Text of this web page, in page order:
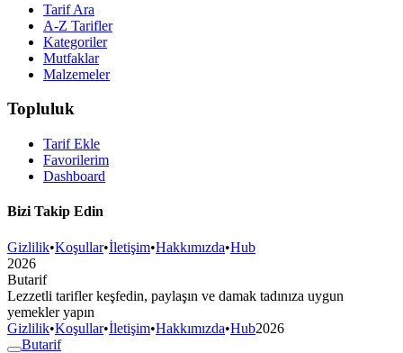
Tarif Ara
A-Z Tarifler
Kategoriler
Mutfaklar
Malzemeler
Topluluk
Tarif Ekle
Favorilerim
Dashboard
Bizi Takip Edin
Gizlilik•Koşullar•İletişim•Hakkımızda•Hub
2026
Butarif
Lezzetli tarifler keşfedin, paylaşın ve damak tadınıza uygun
yemekler yapın
Gizlilik•Koşullar•İletişim•Hakkımızda•Hub2026
Butarif